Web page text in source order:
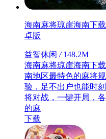
海南麻将琼崖海南下
卓版
益智休闲 /148.2M
海南麻将琼崖海南下
南地区最特色的麻将
验，足不出户也能时
将对战，一键开局，
的麻
下载